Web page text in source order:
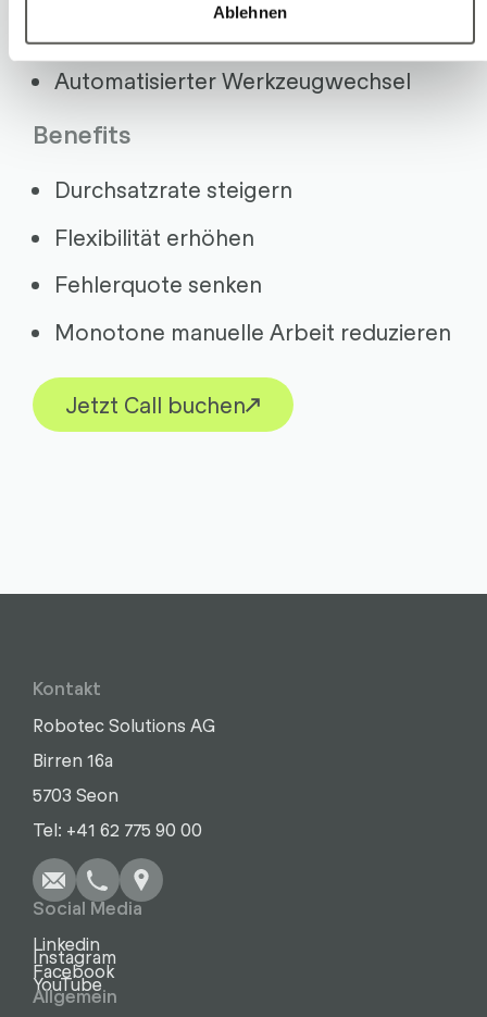
Ablehnen
Automatisierter Werkzeugwechsel
Benefits
Durchsatzrate steigern
Flexibilität erhöhen
Fehlerquote senken
Monotone manuelle Arbeit reduzieren
Jetzt Call buchen
Kontakt
Robotec Solutions AG
Birren 16a
5703 Seon
Tel: +41 62 775 90 00
Kopieren
Anrufen Kopieren
Social Media
Linkedin
Instagram
Facebook
YouTube
Allgemein